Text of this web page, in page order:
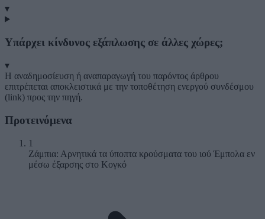
▾
Υπάρχει κίνδυνος εξάπλωσης σε άλλες χώρες;
▾
Η αναδημοσίευση ή αναπαραγωγή του παρόντος άρθρου
επιτρέπεται αποκλειστικά με την τοποθέτηση ενεργού συνδέσμου
(link) προς την πηγή.
Προτεινόμενα
1
Ζάμπια: Αρνητικά τα ύποπτα κρούσματα του ιού Έμπολα εν
μέσω έξαρσης στο Κογκό